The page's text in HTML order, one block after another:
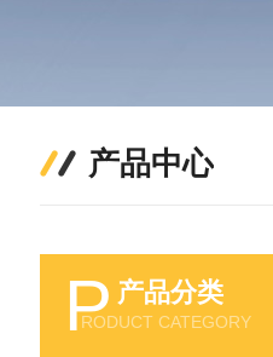
产品中心
P 产品分类
RODUCT CATEGORY